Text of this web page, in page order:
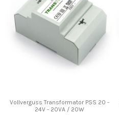
Vollverguss Transformator PSS 20 -
24V - 20VA / 20W